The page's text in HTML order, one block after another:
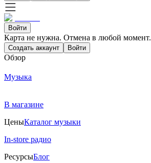
Войти
Карта не нужна. Отмена в любой момент.
Создать аккаунт Войти
Обзор
Музыка
В магазине
ЦеныКаталог музыки
In-store радио
РесурсыБлог